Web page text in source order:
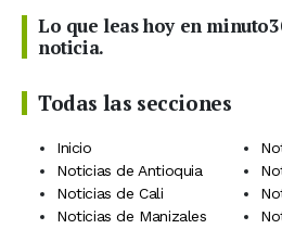
Lo que leas hoy en
noticia.
Todas las secciones
Inicio
Noticias de Antioquia
Noticias de Cali
Noticias de Manizales